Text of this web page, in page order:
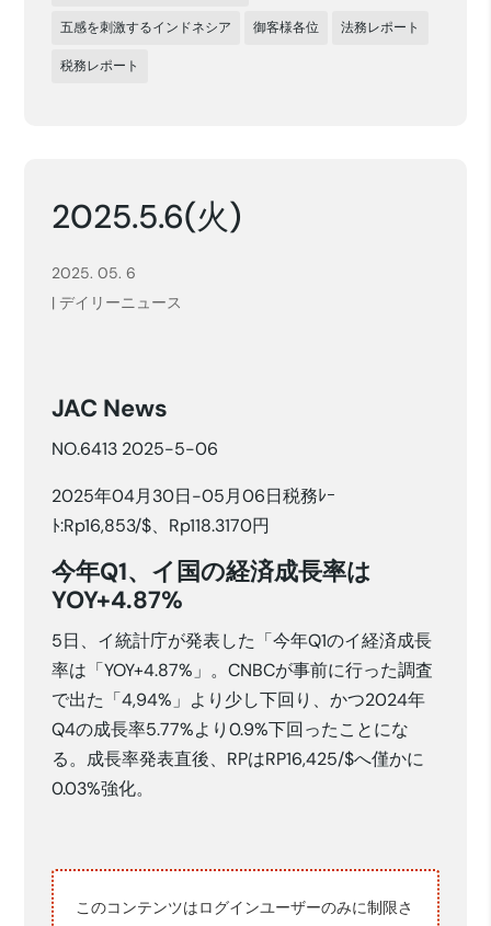
五感を刺激するインドネシア 御客様各位 法務レポート
税務レポート
2025.5.6(火)
2025. 05. 6
|デイリーニュース
JAC News
NO.6413 2025-5-06
2025年04月30日-05月06日税務ﾚｰ
ﾄ:Rp16,853/$、Rp118.3170円
今年Q1、イ国の経済成長率は
YOY+4.87%
5日、イ統計庁が発表した「今年Q1のイ経済成長
率は「YOY+4.87%」。CNBCが事前に行った調査
で出た「4,94%」より少し下回り、かつ2024年
Q4の成長率5.77%より0.9%下回ったことにな
る。成長率発表直後、RPはRP16,425/$へ僅かに
0.03%強化。
このコンテンツはログインユーザーのみに制限さ